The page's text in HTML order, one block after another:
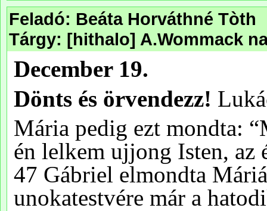
Feladó: Beáta Horváthné Tòth
Tárgy: [hithalo] A.Wommack